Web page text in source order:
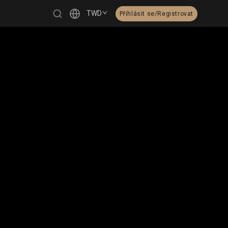
TWD Přihlásit se/Registrovat